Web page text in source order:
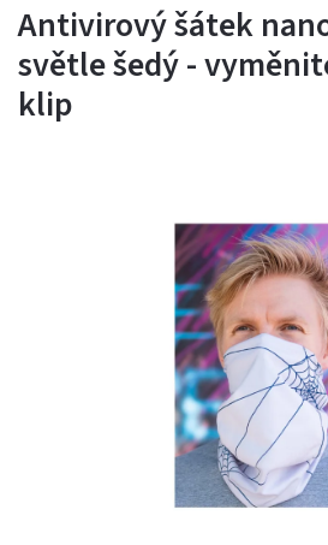
Antivirový šátek
světle šedý -
klip